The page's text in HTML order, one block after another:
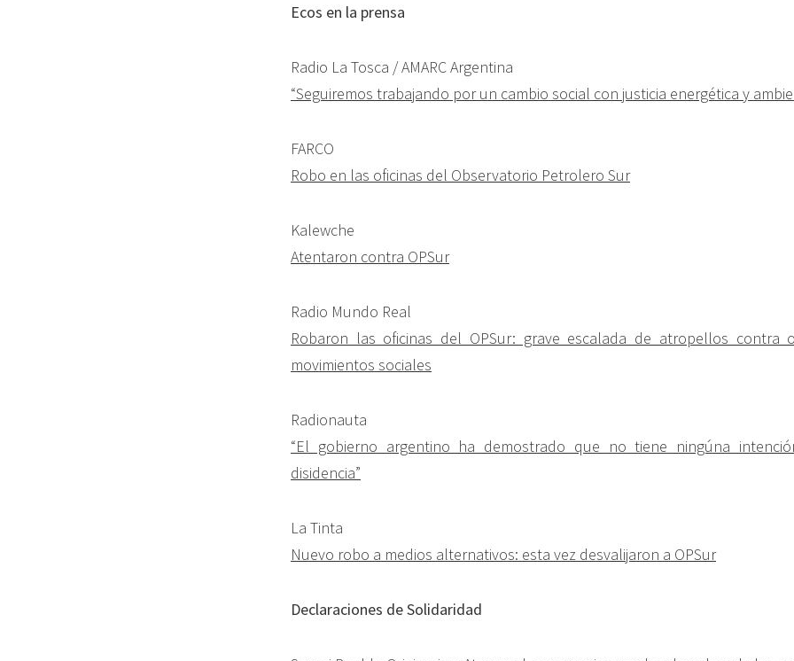
Ecos en la prensa
Radio La Tosca / AMARC Argentina
“Seguiremos trabajando por un cambio social con justicia energética y
FARCO
Robo en las oficinas del Observatorio Petrolero Sur
Kalewche
Atentaron contra OPSur
Radio Mundo Real
Robaron las oficinas del OPSur: grave escalada de atropellos contra
movimientos sociales
Radionauta
“El gobierno argentino ha demostrado que no tiene ningúna
disidencia”
La Tinta
Nuevo robo a medios alternativos: esta vez desvalijaron a OPSur
Declaraciones de Solidaridad